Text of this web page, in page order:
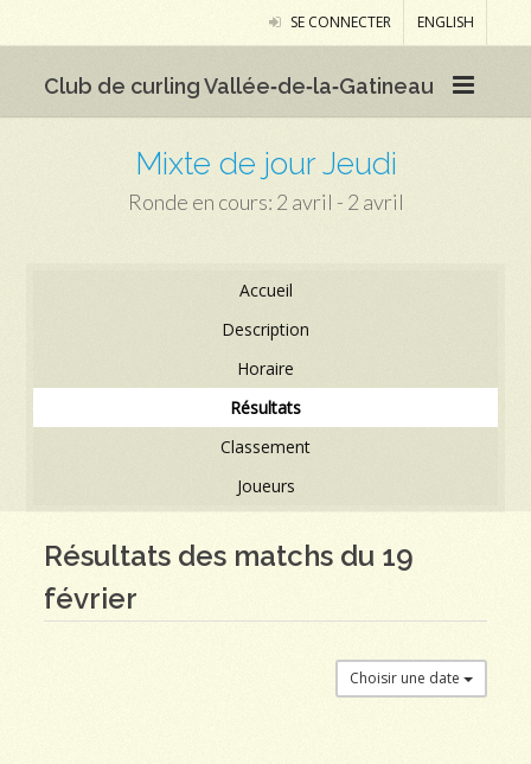
SE CONNECTER ENGLISH
Club de curling Vallée‑de‑la‑Gatineau
Mixte de jour Jeudi
Ronde en cours: 2 avril - 2 avril
Accueil
Description
Horaire
Résultats
Classement
Joueurs
Résultats des matchs du 19
février
Choisir une date